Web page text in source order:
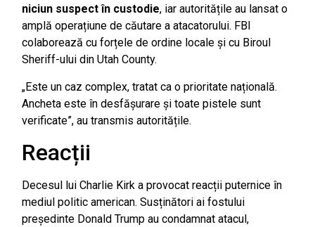
niciun suspect în custodie, iar autoritățile au lansat o
amplă operațiune de căutare a atacatorului. FBI
colaborează cu forțele de ordine locale și cu Biroul
Sheriff-ului din Utah County.
„Este un caz complex, tratat ca o prioritate națională.
Ancheta este în desfășurare și toate pistele sunt
verificate”, au transmis autoritățile.
Reacții
Decesul lui Charlie Kirk a provocat reacții puternice în
mediul politic american. Susținători ai fostului
președinte Donald Trump au condamnat atacul,